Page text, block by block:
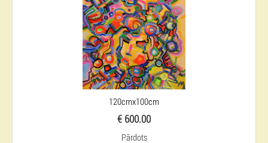
120cmx100cm
€ 600.00
Pārdots